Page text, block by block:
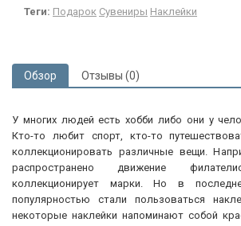
Теги: Подарок Сувениры Наклейки
Обзор Отзывы (0)
У многих людей есть хобби либо они у
Кто-то любит спорт, кто-то
коллекционировать различные вещи.
распространено движение
коллекционирует марки. Но в
популярностью стали пользоваться
некоторые наклейки напоминают собой